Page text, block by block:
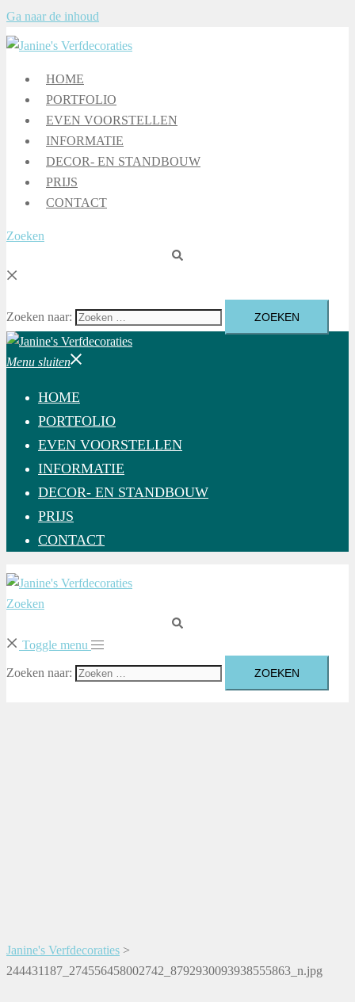
Ga naar de inhoud
HOME
PORTFOLIO
EVEN VOORSTELLEN
INFORMATIE
DECOR- EN STANDBOUW
PRIJS
CONTACT
Zoeken
Zoeken naar:
Menu sluiten
HOME
PORTFOLIO
EVEN VOORSTELLEN
INFORMATIE
DECOR- EN STANDBOUW
PRIJS
CONTACT
Zoeken
Toggle menu
Zoeken naar:
Janine's Verfdecoraties >
244431187_274556458002742_8792930093938555863_n.jpg